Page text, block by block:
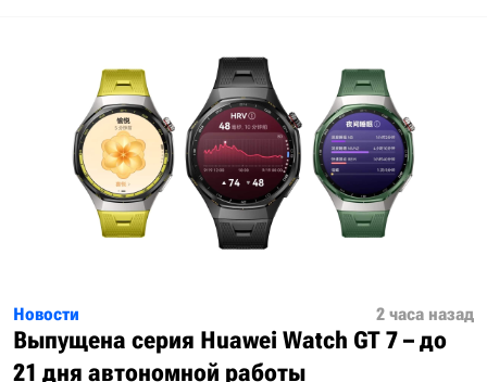
Новости 2 часа назад
Выпущена серия Huawei Watch GT 7 – до
21 дня автономной работы